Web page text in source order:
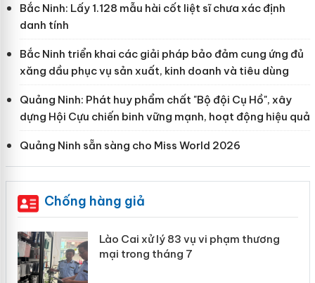
Bắc Ninh: Lấy 1.128 mẫu hài cốt liệt sĩ chưa xác định
danh tính
Bắc Ninh triển khai các giải pháp bảo đảm cung ứng đủ
xăng dầu phục vụ sản xuất, kinh doanh và tiêu dùng
Quảng Ninh: Phát huy phẩm chất "Bộ đội Cụ Hồ", xây
dựng Hội Cựu chiến binh vững mạnh, hoạt động hiệu quả
Quảng Ninh sẵn sàng cho Miss World 2026
Chống hàng giả
Lào Cai xử lý 83 vụ vi phạm thương
mại trong tháng 7